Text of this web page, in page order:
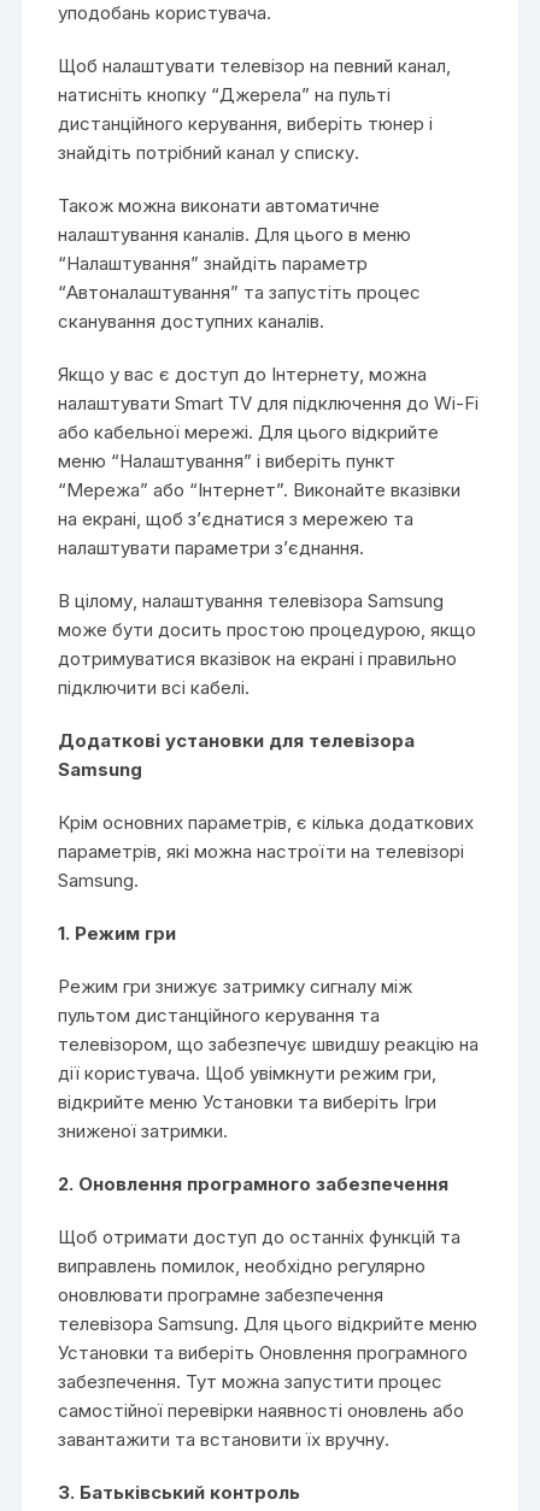
уподобань користувача.
Щоб налаштувати телевізор на певний канал,
натисніть кнопку “Джерела” на пульті
дистанційного керування, виберіть тюнер і
знайдіть потрібний канал у списку.
Також можна виконати автоматичне
налаштування каналів. Для цього в меню
“Налаштування” знайдіть параметр
“Автоналаштування” та запустіть процес
сканування доступних каналів.
Якщо у вас є доступ до Інтернету, можна
налаштувати Smart TV для підключення до Wi-Fi
або кабельної мережі. Для цього відкрийте
меню “Налаштування” і виберіть пункт
“Мережа” або “Інтернет”. Виконайте вказівки
на екрані, щоб з’єднатися з мережею та
налаштувати параметри з’єднання.
В цілому, налаштування телевізора Samsung
може бути досить простою процедурою, якщо
дотримуватися вказівок на екрані і правильно
підключити всі кабелі.
Додаткові установки для телевізора
Samsung
Крім основних параметрів, є кілька додаткових
параметрів, які можна настроїти на телевізорі
Samsung.
1. Режим гри
Режим гри знижує затримку сигналу між
пультом дистанційного керування та
телевізором, що забезпечує швидшу реакцію на
дії користувача. Щоб увімкнути режим гри,
відкрийте меню Установки та виберіть Ігри
зниженої затримки.
2. Оновлення програмного забезпечення
Щоб отримати доступ до останніх функцій та
виправлень помилок, необхідно регулярно
оновлювати програмне забезпечення
телевізора Samsung. Для цього відкрийте меню
Установки та виберіть Оновлення програмного
забезпечення. Тут можна запустити процес
самостійної перевірки наявності оновлень або
завантажити та встановити їх вручну.
3. Батьківський контроль